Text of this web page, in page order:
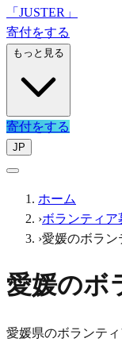
「JUSTER」
寄付をする
もっと見る
寄付をする
JP
ホーム
›ボランティア
›愛媛のボラン
愛媛のボ
愛媛県のボランテ